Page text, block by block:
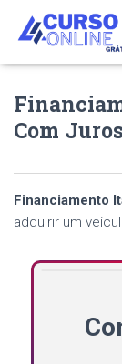
Com
Financiamento
adquirir um